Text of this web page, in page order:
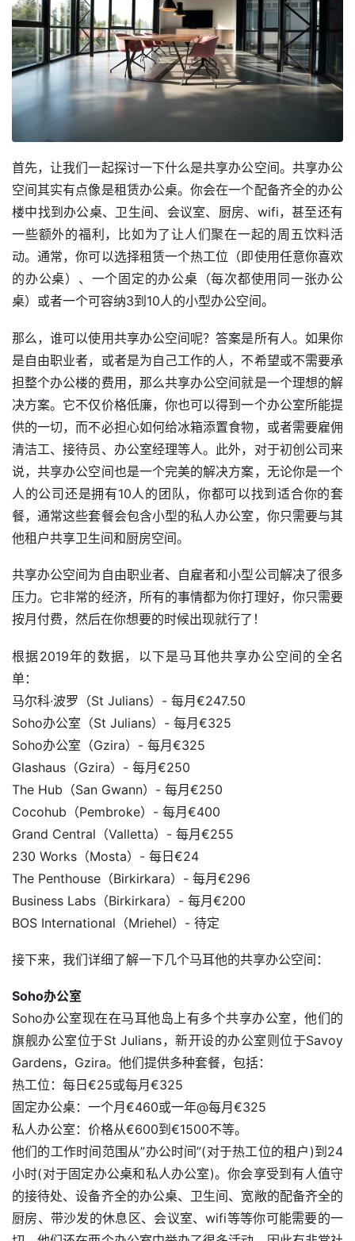
首先，让我们一起探讨一下什么是共享办公空间。共享办公
空间其实有点像是租赁办公桌。你会在一个配备齐全的办公
楼中找到办公桌、卫生间、会议室、厨房、wifi，甚至还有
一些额外的福利，比如为了让人们聚在一起的周五饮料活
动。通常，你可以选择租赁一个热工位（即使用任意你喜欢
的办公桌）、一个固定的办公桌（每次都使用同一张办公
桌）或者一个可容纳3到10人的小型办公空间。
那么，谁可以使用共享办公空间呢？答案是所有人。如果你
是自由职业者，或者是为自己工作的人，不希望或不需要承
担整个办公楼的费用，那么共享办公空间就是一个理想的解
决方案。它不仅价格低廉，你也可以得到一个办公室所能提
供的一切，而不必担心如何给冰箱添置食物，或者需要雇佣
清洁工、接待员、办公室经理等人。此外，对于初创公司来
说，共享办公空间也是一个完美的解决方案，无论你是一个
人的公司还是拥有10人的团队，你都可以找到适合你的套
餐，通常这些套餐会包含小型的私人办公室，你只需要与其
他租户共享卫生间和厨房空间。
共享办公空间为自由职业者、自雇者和小型公司解决了很多
压力。它非常的经济，所有的事情都为你打理好，你只需要
按月付费，然后在你想要的时候出现就行了！
根据2019年的数据，以下是马耳他共享办公空间的全名
单：
马尔科·波罗（St Julians）- 每月€247.50
Soho办公室（St Julians）- 每月€325
Soho办公室（Gzira）- 每月€325
Glashaus（Gzira）- 每月€250
The Hub（San Gwann）- 每月€250
Cocohub（Pembroke）- 每月€400
Grand Central（Valletta）- 每月€255
230 Works（Mosta）- 每日€24
The Penthouse（Birkirkara）- 每月€296
Business Labs（Birkirkara）- 每月€200
BOS International（Mriehel）- 待定
接下来，我们详细了解一下几个马耳他的共享办公空间：
Soho办公室
Soho办公室现在在马耳他岛上有多个共享办公室，他们的
旗舰办公室位于St Julians，新开设的办公室则位于Savoy
Gardens，Gzira。他们提供多种套餐，包括：
热工位：每日€25或每月€325
固定办公桌：一个月€460或一年@每月€325
私人办公室：价格从€600到€1500不等。
他们的工作时间范围从”办公时间”(对于热工位的租户)到24
小时(对于固定办公桌和私人办公室)。你会享受到有人值守
的接待处、设备齐全的办公桌、卫生间、宽敞的配备齐全的
厨房、带沙发的休息区、会议室、wifi等等你可能需要的一